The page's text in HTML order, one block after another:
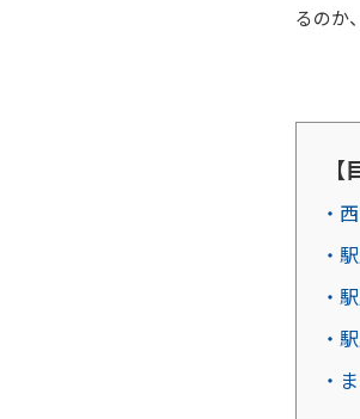
るのか
【
・
・
・
・
・